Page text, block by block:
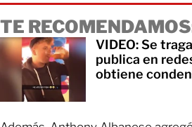
TE
VIDEO: Se
publica en
obtiene